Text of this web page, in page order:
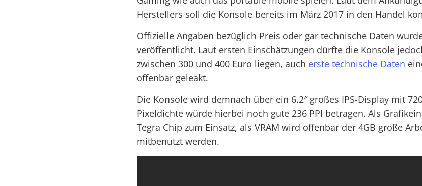
Herstellers soll die Konsole bereits im März 2017 in den Handel
Offizielle Angaben bezüglich Preis oder gar technische Daten
veröffentlicht. Laut ersten Einschätzungen dürfte die Konsole
zwischen 300 und 400 Euro liegen, auch erste technische Daten
offenbar geleakt.
Die Konsole wird demnach über ein 6.2″ großes IPS-Display mit
Pixeldichte würde hierbei noch gute 236 PPI betragen. Als
Tegra Chip zum Einsatz, als VRAM wird offenbar der 4GB große
mitbenutzt werden.